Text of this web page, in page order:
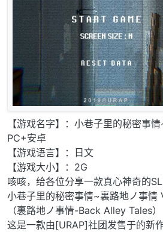
【游戏名字】：小巷子里的秘密事
PC+安卓
【游戏语言】：日文
【游戏大小】：2G
咳咳，给各位分享一款真心神奇的
小巷子里的秘密事情~裏路地ノ事情
（裏路地ノ事情-Back Alley Tales）
这是一款由[URAP]社团发售于的新